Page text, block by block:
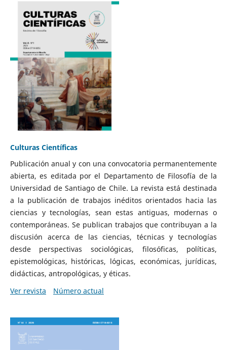
Culturas Científicas
Publicación anual y con una convocatoria permanentemente
abierta, es editada por el Departamento de Filosofía de la
Universidad de Santiago de Chile. La revista está destinada
a la publicación de trabajos inéditos orientados hacia las
ciencias y tecnologías, sean estas antiguas, modernas o
contemporáneas. Se publican trabajos que contribuyan a la
discusión acerca de las ciencias, técnicas y tecnologías
desde perspectivas sociológicas, filosóficas, políticas,
epistemológicas, históricas, lógicas, económicas, jurídicas,
didácticas, antropológicas, y éticas.
Ver revista
Número actual